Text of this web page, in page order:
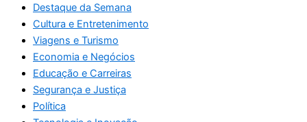
Destaque da Semana
Cultura e Entretenimento
Viagens e Turismo
Economia e Negócios
Educação e Carreiras
Segurança e Justiça
Política